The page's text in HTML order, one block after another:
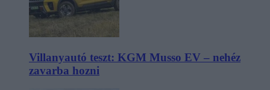
Villanyautó teszt: KGM Musso EV – nehéz
zavarba hozni